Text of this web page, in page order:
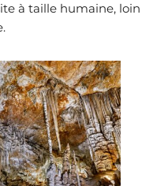
à taille humaine, loin